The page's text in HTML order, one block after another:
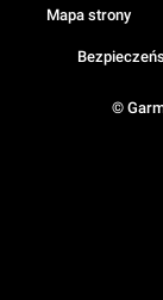
©
Mapa strony